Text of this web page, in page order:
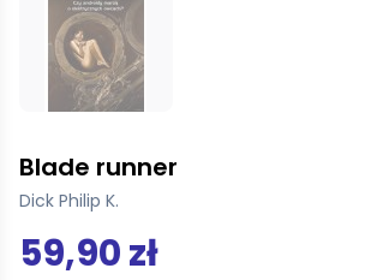
Blade runner
Dick Philip K.
59,90 zł